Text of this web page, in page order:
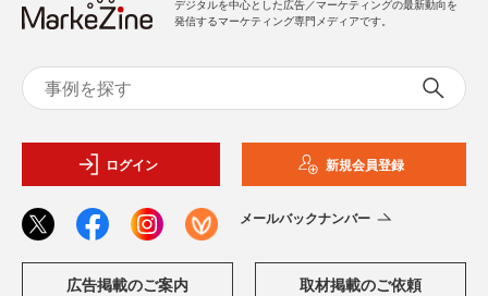
デジタルを中心とした広告／マーケティングの最新動向を
発信するマーケティング専門メディアです。
ログイン 新規会員登録
メールバックナンバー
広告掲載のご案内 取材掲載のご依頼